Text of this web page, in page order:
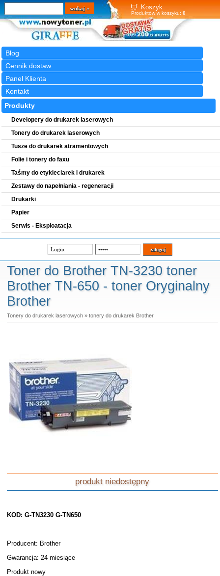
Koszyk
Produktów w koszyku: 0
Blog
Cennik dostaw
Panel Klienta
Kontakt
Wyszukiwarka
szukaj
Produkty
Developery do drukarek laserowych
Tonery do drukarek laserowych
Tusze do drukarek atramentowych
Folie i tonery do faxu
Taśmy do etykieciarek i drukarek
Zestawy do napełniania - regeneracji
Drukarki
Papier
Serwis - Eksploatacja
Toner do Brother TN-3230 toner
Brother TN-650 - toner Oryginalny
Brother
Tonery do drukarek laserowych» tonery do drukarek Brother
produkt niedostępny
KOD: G-TN3230 G-TN650
Producent: Brother
Gwarancja: 24 miesiące
Produkt nowy